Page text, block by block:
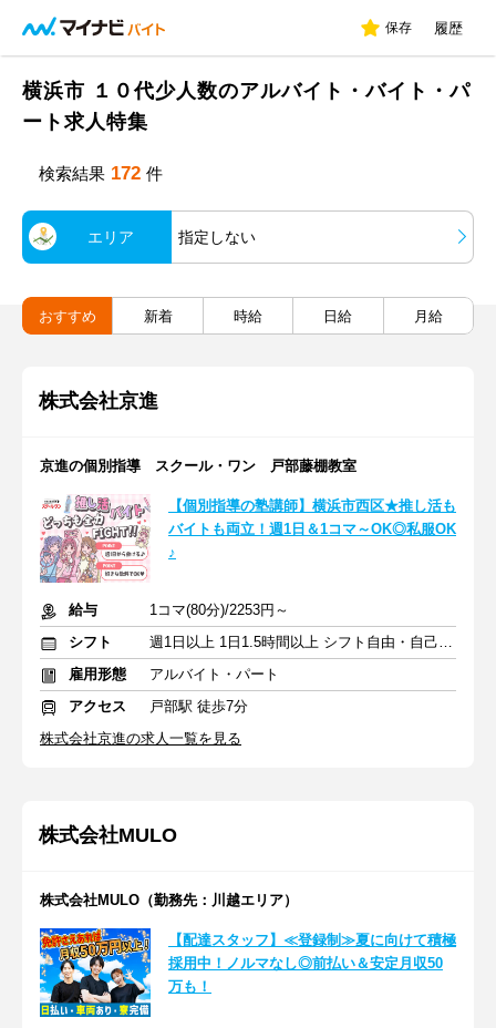
保存 履歴
横浜市 １０代少人数のアルバイト・バイト・パ
ート求人特集
検索結果 172 件
エリア 指定しない
おすすめ 新着 時給 日給 月給
株式会社京進
京進の個別指導 スクール・ワン 戸部藤棚教室
【個別指導の塾講師】横浜市西区★推し活も
バイトも両立！週1日＆1コマ～OK◎私服OK
♪
給与
1コマ(80分)/2253円～
シフト
週1日以上 1日1.5時間以上 シフト自由・自己申告
雇用形態
アルバイト・パート
アクセス
戸部駅 徒歩7分
株式会社京進の求人一覧を見る
株式会社MULO
株式会社MULO（勤務先：川越エリア）
【配達スタッフ】≪登録制≫夏に向けて積極
採用中！ノルマなし◎前払い＆安定月収50
万も！